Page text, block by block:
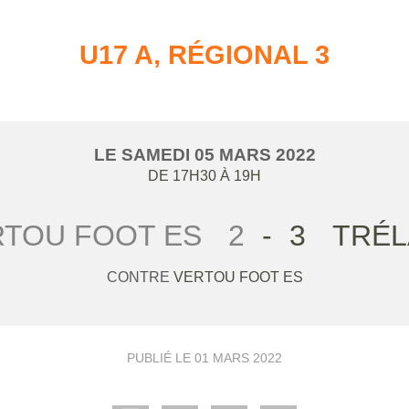
U17 A, RÉGIONAL 3
LE SAMEDI 05 MARS 2022
DE 17H30 À 19H
FOOT ES 2 - 3
CONTRE VERTOU FOOT ES
PUBLIÉ LE 01 MARS 2022